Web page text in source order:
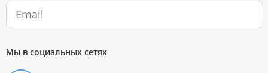
Мы в социальных сетях